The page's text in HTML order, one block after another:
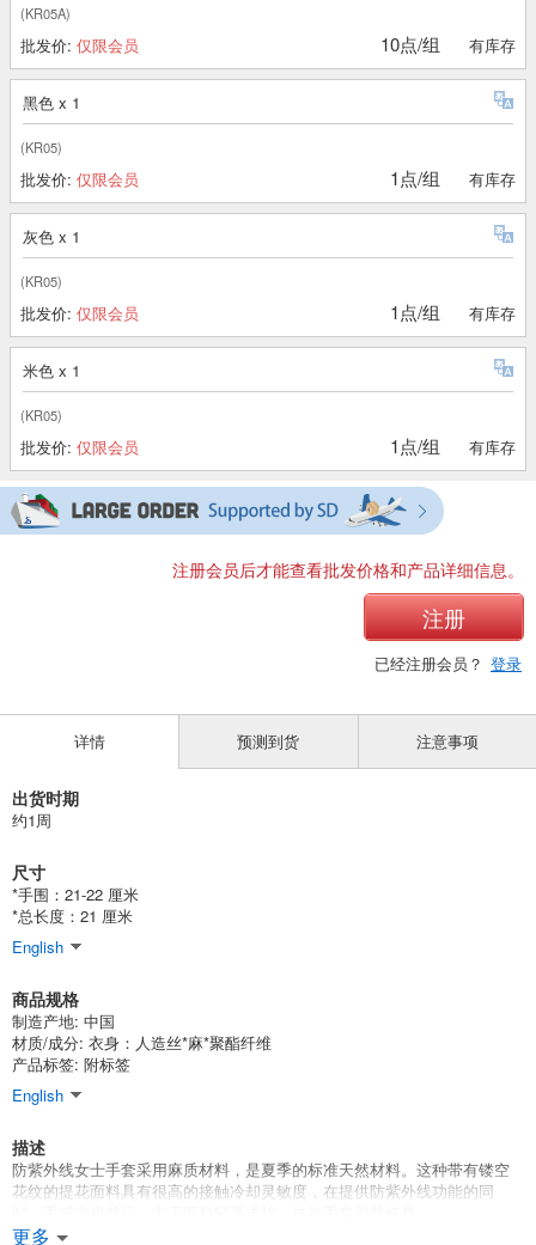
(KR05A)
批发价: 仅限会员 10点/组 有库存
黑色 x 1
(KR05)
批发价: 仅限会员 1点/组 有库存
灰色 x 1
(KR05)
批发价: 仅限会员 1点/组 有库存
米色 x 1
(KR05)
批发价: 仅限会员 1点/组 有库存
注册会员后才能查看批发价格和产品详细信息。
注册
已经注册会员？ 登录
详情
出货时期
约1周
尺寸
*手围：21-22 厘米
*总长度：21 厘米
English
商品规格
制造产地: 中国
材质/成分: 衣身：人造丝*麻*聚酯纤维
产品标签: 附标签
English
描述
防紫外线女士手套采用麻质材料，是夏季的标准天然材料。这种带有镂空
花纹的提花面料具有很高的接触冷却灵敏度，在提供防紫外线功能的同
更多
预测到货 注意事项